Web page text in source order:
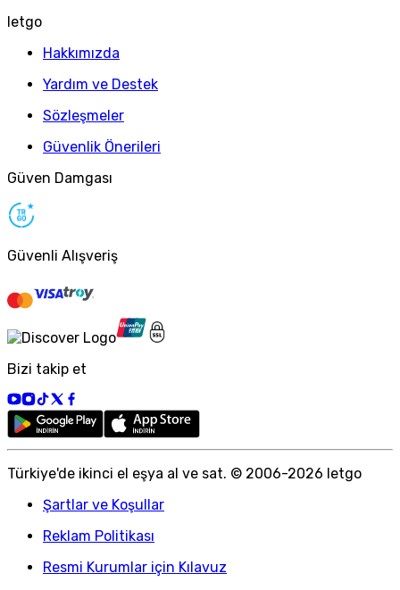
letgo
Hakkımızda
Yardım ve Destek
Sözleşmeler
Güvenlik Önerileri
Güven Damgası
Güvenli Alışveriş
Bizi takip et
Türkiye'de ikinci el eşya al ve sat. © 2006-2026 letgo
Şartlar ve Koşullar
Reklam Politikası
Resmi Kurumlar için Kılavuz